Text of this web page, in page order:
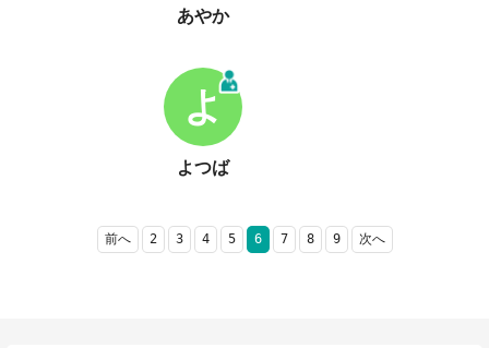
あやか
よ
よつば
前へ 2 3 4 5 6 7 8 9 次へ